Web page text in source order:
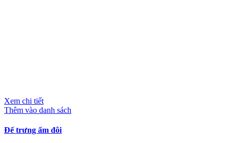
Xem chi tiết
Thêm vào danh sách
Đế trưng ấm đôi